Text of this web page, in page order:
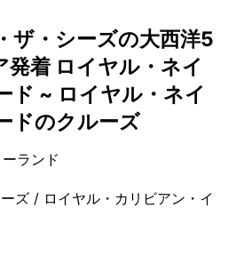
ザ・シーズの大西洋5
着 ロイヤル・ネイ
ド ~ ロイヤル・ネイ
ドのクルーズ
ランド
ズ / ロイヤル・カリビアン・イ